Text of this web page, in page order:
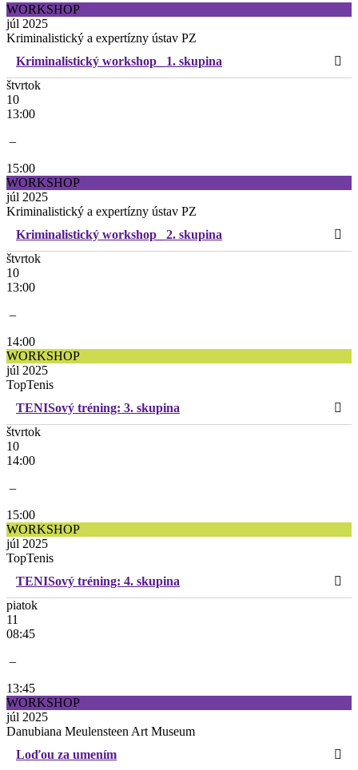
WORKSHOP
júl 2025
Kriminalistický a expertízny ústav PZ
Kriminalistický workshop_ 1. skupina
štvrtok
10
13:00
–
15:00
WORKSHOP
júl 2025
Kriminalistický a expertízny ústav PZ
Kriminalistický workshop_ 2. skupina
štvrtok
10
13:00
–
14:00
WORKSHOP
júl 2025
TopTenis
TENISový tréning: 3. skupina
štvrtok
10
14:00
–
15:00
WORKSHOP
júl 2025
TopTenis
TENISový tréning: 4. skupina
piatok
11
08:45
–
13:45
WORKSHOP
júl 2025
Danubiana Meulensteen Art Museum
Loďou za umením